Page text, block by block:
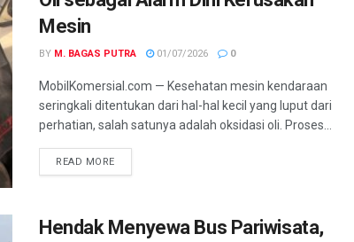
Mesin
BY M. BAGAS PUTRA 01/07/2026 0
MobilKomersial.com — Kesehatan mesin kendaraan
seringkali ditentukan dari hal-hal kecil yang luput dari
perhatian, salah satunya adalah oksidasi oli. Proses...
READ MORE
Hendak Menyewa Bus Pariwisata,